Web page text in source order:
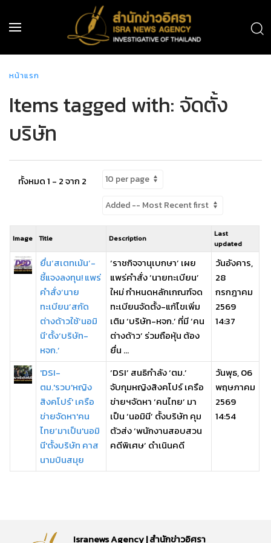
หน้าแรก
Items tagged with: จัดตั้ง
บริษัท
ทั้งหมด 1 - 2 จาก 2
Image Title Description
Last
updated
ยื่น‘สเตทเม้น’-
ชี้แจงลงทุน! แพร่
คำสั่ง‘นาย
ทะเบียน’สกัด
ต่างด้าวใช้‘นอมิ
นี’ตั้ง‘บริษัท-
หจก.’
‘ราชกิจจานุเบกษา’ เผย
แพร่คำสั่ง ‘นายทะเบียน’
ใหม่ กำหนดหลักเกณฑ์จด
ทะเบียนจัดตั้ง-แก้ไขเพิ่ม
เติม ‘บริษัท-หจก.’ ที่มี ‘คน
ต่างด้าว’ ร่วมถือหุ้น ต้อง
ยื่น ...
วันอังคาร,
28
กรกฎาคม
2569
14:37
'DSI-
ตม.'รวบ'หญิง
สิงคโปร์' เครือ
ข่ายจัดหา'คน
ไทย’มาเป็น'นอมิ
นี'ตั้งบริษัท คาส
นามบินสมุย
‘DSI’ สนธิกำลัง ‘ตม.’
จับกุมหญิงสิงคโปร์ เครือ
ข่ายฯจัดหา ‘คนไทย’ มา
เป็น ‘นอมินี’ ตั้งบริษัท คุม
ตัวส่ง ‘พนักงานสอบสวน
คดีพิเศษ’ ดำเนินคดี
วันพุธ, 06
พฤษภาคม
2569
14:54
Isranews Agency | สำนักข่าวอิศรา